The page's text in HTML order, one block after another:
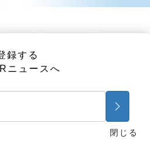
に人権と尊厳を回復させ
録する
ニュースへ
閉じる